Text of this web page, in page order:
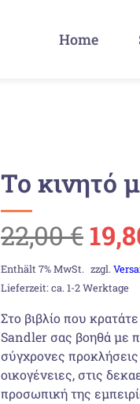
Home
Το κινητό
22,00€
Enthält 7% MwSt. zzgl.
Lieferzeit: ca. 1-2 Werktage
Στο βιβλίο που
Sandler σας βοηθά με
σύγχρονες
οικογένειες, στις
προσωπική της